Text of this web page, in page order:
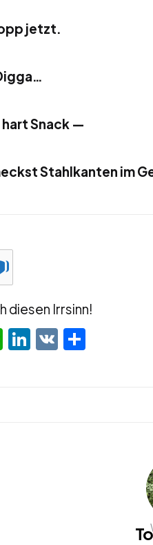
jetzt.
Snack —
Stahlkanten im
diesen Irrsinn!
WhatsApp
LinkedIn
VK